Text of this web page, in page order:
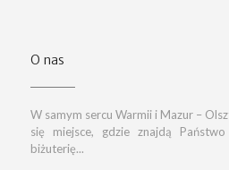
O nas
W samym sercu Warmii i Mazur –
się miejsce, gdzie znajdą Państwo
biżuterię...